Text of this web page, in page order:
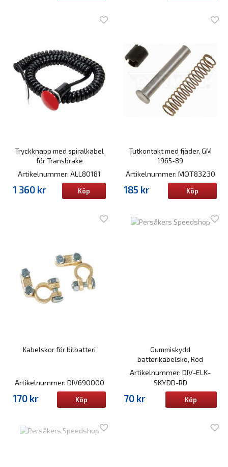
Tryckknapp med spiralkabel
för Transbrake
Artikelnummer: ALL80181
1 360 kr Köp
Tutkontakt med fjäder, GM
1965-89
Artikelnummer: MOT83230
185 kr Köp
Kabelskor för bilbatteri
Artikelnummer: DIV690000
170 kr Köp
Gummiskydd
batterikabelsko, Röd
Artikelnummer: DIV-ELK-
SKYDD-RD
70 kr Köp